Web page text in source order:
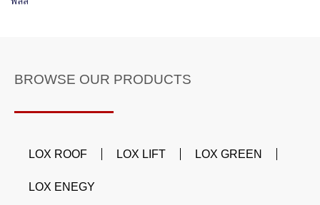
BROWSE OUR PRODUCTS
LOX ROOF LOX LIFT LOX GREEN
LOX ENEGY